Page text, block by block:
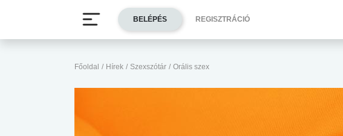
Főoldal / Hírek / Szexszótár / Orális szex
BELÉPÉS REGISZTRÁCIÓ